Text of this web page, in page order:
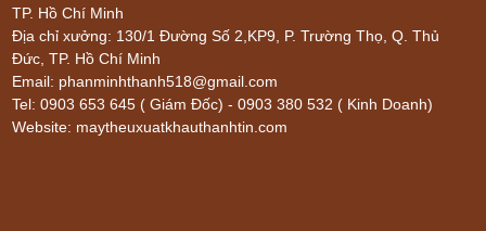
TP. Hồ Chí Minh
Địa chỉ xưởng: 130/1 Đường Số 2,KP9, P. Trường Thọ, Q. Thủ
Đức, TP. Hồ Chí Minh
Email: phanminhthanh518@gmail.com
Tel: 0903 653 645 ( Giám Đốc) - 0903 380 532 ( Kinh Doanh)
Website: maytheuxuatkhauthanhtin.com